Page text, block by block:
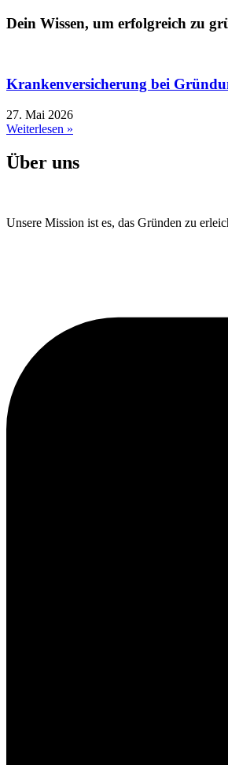
Dein Wissen, um erfolgreich zu
Krankenversicherung bei
27. Mai 2026
Weiterlesen »
Über uns
Unsere Mission ist es, das Gründen zu